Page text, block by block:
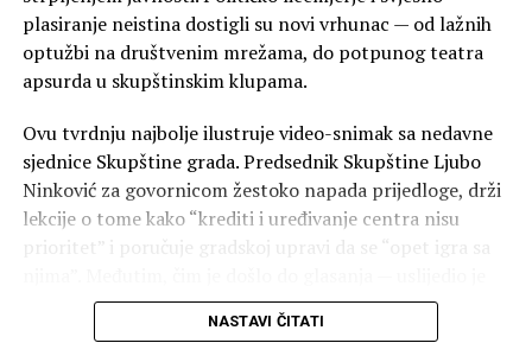
plasiranje neistina dostigli su novi vrhunac — od lažnih
optužbi na društvenim mrežama, do potpunog teatra
apsurda u skupštinskim klupama.
Ovu tvrdnju najbolje ilustruje video-snimak sa nedavne
sjednice Skupštine grada. Predsednik Skupštine Ljubo
Ninković za govornicom žestoko napada prijedloge, drži
lekcije o tome kako “krediti i uređivanje centra nisu
prioritet” i poručuje gradskoj upravi da se “opet igra sa
NASTAVI ČITATI